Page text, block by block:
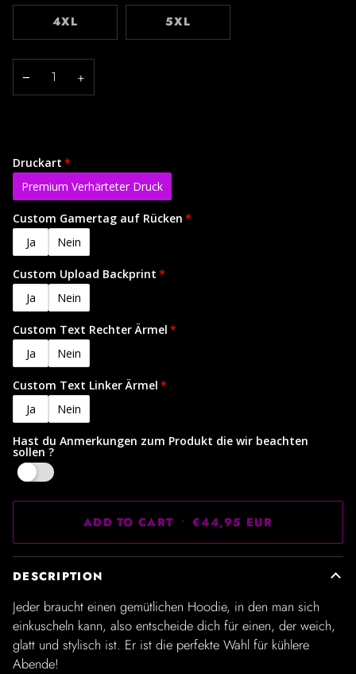
4XL 5XL
− +
Druckart
Premium Verhärteter Druck
Custom Gamertag auf Rücken
Ja
Nein
Custom Upload Backprint
Ja
Nein
Custom Text Rechter Ärmel
Ja
Nein
Custom Text Linker Ärmel
Ja
Nein
Hast du Anmerkungen zum Produkt die wir beachten
sollen ?
ADD TO CART • €44,95 EUR
DESCRIPTION
Jeder braucht einen gemütlichen Hoodie, in den man sich
einkuscheln kann, also entscheide dich für einen, der weich,
glatt und stylisch ist. Er ist die perfekte Wahl für kühlere
Abende!